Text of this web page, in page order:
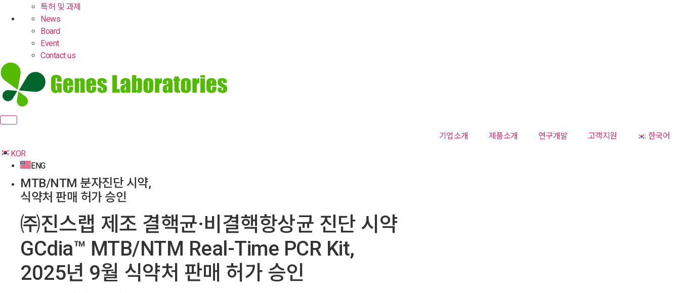
특허 및 과제
News
Board
Event
Contact us
기업소개 제품소개 연구개발 고객지원
한국어
KOR
ENG
MTB/NTM 분자진단 시약,
식약처 판매 허가 승인
㈜진스랩 제조 결핵균·비결핵항상균 진단 시약
GCdia™ MTB/NTM Real-Time PCR Kit,
2025년 9월 식약처 판매 허가 승인